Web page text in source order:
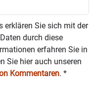
erklären Sie sich mit der
durch diese
erfahren Sie in
Sie hier auch unseren
Kommentaren. *